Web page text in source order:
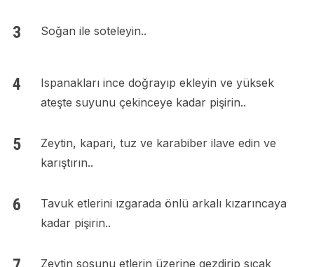
Soğan ile soteleyin..
Ispanakları ince doğrayıp ekleyin ve yüksek
ateşte suyunu çekinceye kadar pişirin..
Zeytin, kapari, tuz ve karabiber ilave edin ve
karıştırın..
Tavuk etlerini ızgarada önlü arkalı kızarıncaya
kadar pişirin..
Zeytin sosunu etlerin üzerine gezdirip sıcak